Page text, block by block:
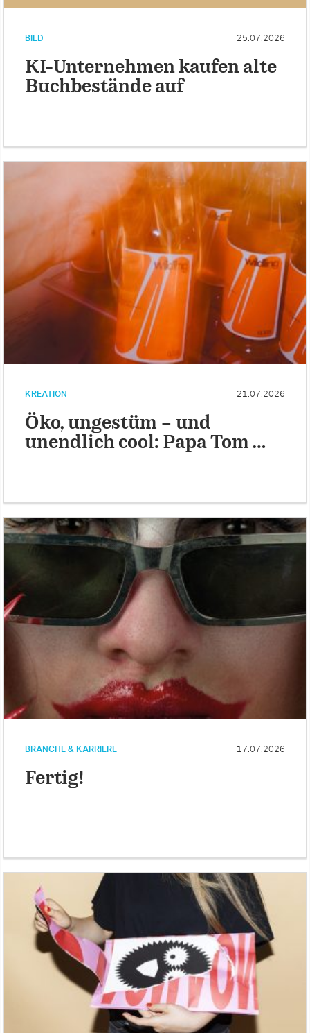
BILD 25.07.2026
KI-Unternehmen kaufen alte
Buchbestände auf
KREATION 21.07.2026
Öko, ungestüm – und
unendlich cool: Papa Tom …
BRANCHE & KARRIERE 17.07.2026
Fertig!